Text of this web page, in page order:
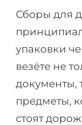
Сборы для
упаковки
везёте не
документы,
предметы,
стоят